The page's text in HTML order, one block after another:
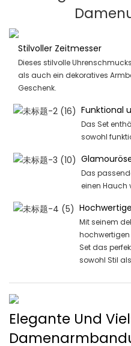
Stilvoller Zeitmesser
Dieses stilvolle
als auch ein dekoratives
Geschenk.
Funktional
Das Set
sowohl
Das
einen Hauch
Mit seinem
hochwertigen
Set das
sowohl Stil
Elegante Und